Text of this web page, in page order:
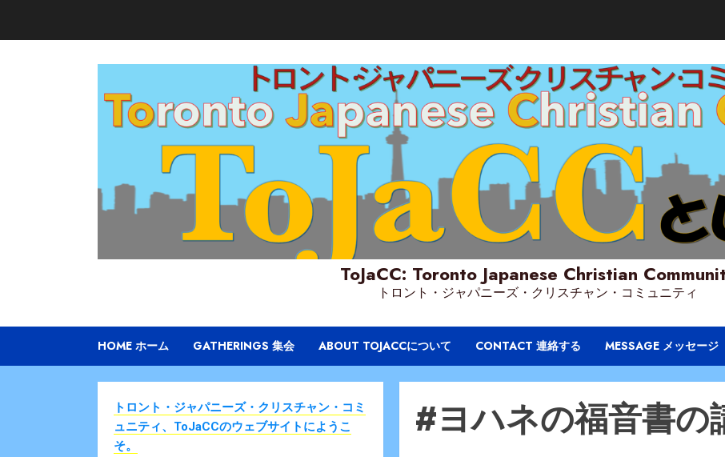
ToJaCC: Toronto Japanese Christian
トロント・ジャパニーズ・クリスチャン・コミュニティ
HOME ホーム GATHERINGS 集会 ABOUT TOJACCについて CONTACT 連絡する MESSAGE メッセージ
#ヨハネの福音書の
トロント・ジャパニーズ・クリスチャン・コミ
ュニティ、ToJaCCのウェブサイトにようこ
そ。